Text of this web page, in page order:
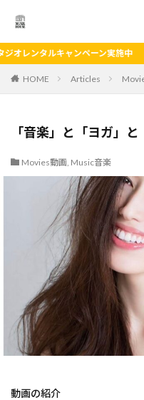
スタジオ
HOME Articles
「音楽」と「ヨガ」
Movies動画, Music音楽
動画の紹介